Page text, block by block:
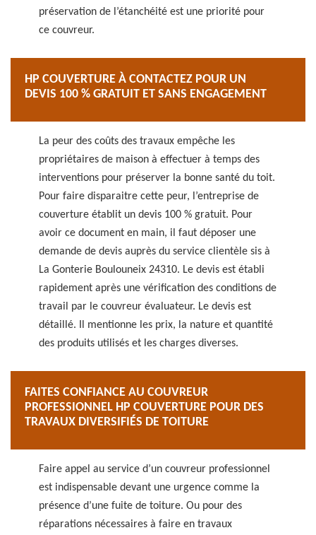
préservation de l’étanchéité est une priorité pour
ce couvreur.
HP COUVERTURE À CONTACTEZ POUR UN
DEVIS 100 % GRATUIT ET SANS ENGAGEMENT
La peur des coûts des travaux empêche les
propriétaires de maison à effectuer à temps des
interventions pour préserver la bonne santé du toit.
Pour faire disparaitre cette peur, l’entreprise de
couverture établit un devis 100 % gratuit. Pour
avoir ce document en main, il faut déposer une
demande de devis auprès du service clientèle sis à
La Gonterie Boulouneix 24310. Le devis est établi
rapidement après une vérification des conditions de
travail par le couvreur évaluateur. Le devis est
détaillé. Il mentionne les prix, la nature et quantité
des produits utilisés et les charges diverses.
FAITES CONFIANCE AU COUVREUR
PROFESSIONNEL HP COUVERTURE POUR DES
TRAVAUX DIVERSIFIÉS DE TOITURE
Faire appel au service d’un couvreur professionnel
est indispensable devant une urgence comme la
présence d’une fuite de toiture. Ou pour des
réparations nécessaires à faire en travaux